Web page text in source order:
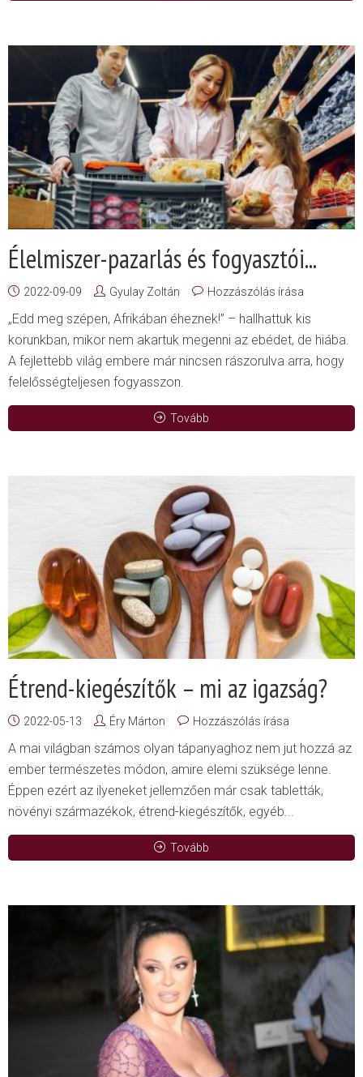
Élelmiszer-pazarlás és fogyasztói...
2022-09-09 Gyulay Zoltán Hozzászólás írása
„Edd meg szépen, Afrikában éheznek!” – hallhattuk kis
korunkban, mikor nem akartuk megenni az ebédet, de hiába.
A fejlettebb világ embere már nincsen rászorulva arra, hogy
felelősségteljesen fogyasszon.
Tovább
Étrend-kiegészítők – mi az igazság?
2022-05-13 Éry Márton Hozzászólás írása
A mai világban számos olyan tápanyaghoz nem jut hozzá az
ember természetes módon, amire elemi szüksége lenne.
Éppen ezért az ilyeneket jellemzően már csak tabletták,
növényi származékok, étrend-kiegészítők, egyéb...
Tovább